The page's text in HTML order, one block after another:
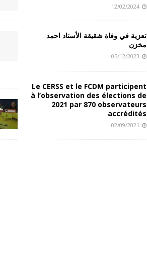
12/02/2024
تعزية في وفاة شقيقة الأستاد احمد
مخزن
05/12/2023
Le CERSS et le FCDM participent
à l’observation des élections de
2021 par 870 observateurs
accrédités
02/09/2021